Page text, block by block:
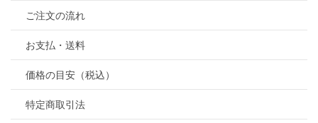
ご注文の流れ
お支払・送料
価格の目安（税込）
特定商取引法